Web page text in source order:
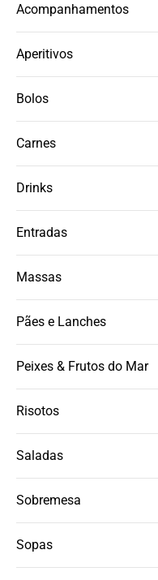
Acompanhamentos
Aperitivos
Bolos
Carnes
Drinks
Entradas
Massas
Pães e Lanches
Peixes & Frutos do Mar
Risotos
Saladas
Sobremesa
Sopas